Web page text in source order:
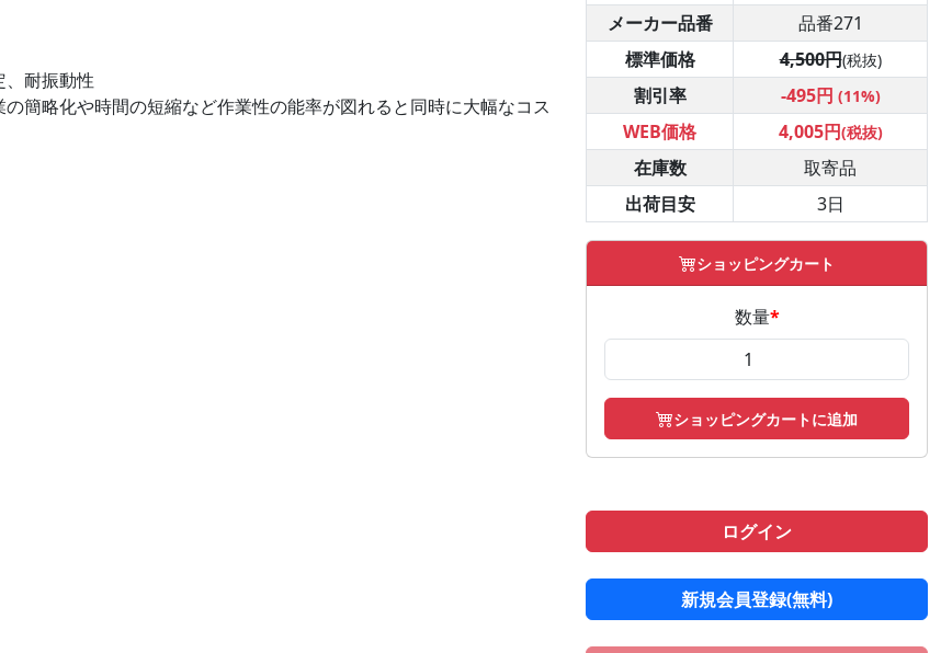
、耐振動性
の簡略化や時間の短縮など作業性の能率が図れると同時に大幅なコス
メーカー品番
品番271
標準価格
4,500円(税抜)
割引率 -495円 (11%)
WEB価格 4,005円(税抜)
在庫数
取寄品
出荷目安
3日
ショッピングカート
数量*
ショッピングカートに追加
ログイン
新規会員登録(無料)